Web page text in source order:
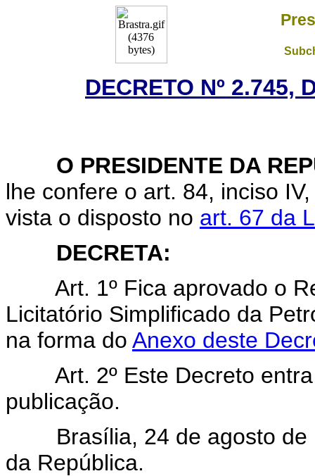
DECRETO Nº 2.745,
O PRESIDENTE DA
lhe confere o art. 84, inciso
vista o disposto no art. 67 da
DECRETA:
Art. 1º Fica aprovado o
Licitatório Simplificado da
na forma do Anexo deste
Art. 2º Este Decreto
publicação.
Brasília, 24 de agosto de
da República.